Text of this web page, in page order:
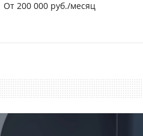
От 200 000 руб./месяц